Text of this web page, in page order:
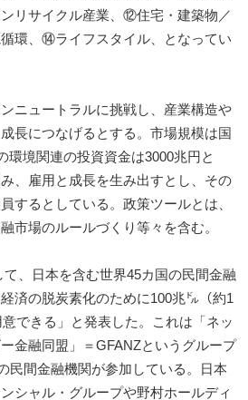
リサイクル産業、⑫住宅・建築物／
環、⑭ライフスタイル、となってい
ニュートラルに挑戦し、産業構造や
長につなげるとする。市場規模は国
環境関連の投資資金は3000兆円と
、雇用と成長を生み出すとし、その
するとしている。政策ツールとは、
市場のルールづくり等々を含む。
、日本を含む世界45カ国の民間金融
済の脱炭素化のために100兆㌦（約1
できる」と発表した。これは「ネッ
金融同盟」＝GFANZというグループ
民間金融機関が参加している。日本
シャル・グループや野村ホールディ